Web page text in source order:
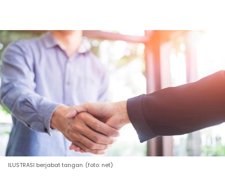
ILUSTRASI berjabat tangan. (foto: net)